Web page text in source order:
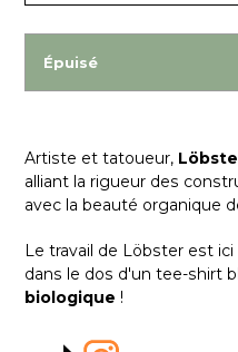
Épuisé
Artiste et tatoueur,
alliant la rigueur des
avec la beauté organique
Le travail de Löbster est ici
dans le dos d'un tee-shirt
biologique !